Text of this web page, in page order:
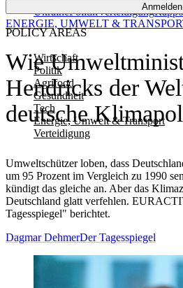
Anmelden
POLICY AREAS
Wirtschaft
Politik
Agrifood
Gesundheit
Tech
Energie, Umwelt & Transport
Verteidigung
UkrainePolitikVerteidigung
Wie
Hendricks der
deutsche
Umweltschützer loben, dass
um 95 Prozent im Vergleich zu 1990
kündigt das gleiche an. Aber das
Deutschland glatt verfehlen.
Tagesspiegel" berichtet.
ENERGIE, UMWELT &
Dagmar DehmerDer Tagesspiegel